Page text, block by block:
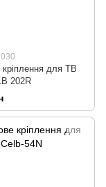
для ТВ
202R